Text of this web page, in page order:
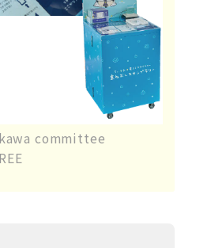
committee